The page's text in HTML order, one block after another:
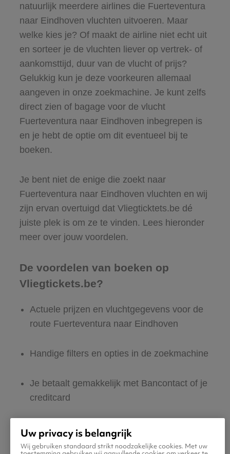
natuurlijk meerdere airlines die Fuerteventura
naar Eindhoven vluchten uitvoeren. Maar
welke kies je? Of maakt de airline niet echt uit
en sorteer je de vluchten liever op vertrek- of
aankomsttijd, duur van de vlucht of prijs?
Gelukkig kun je deze voorkeuren allemaal
aangeven in onze zoekmachine. Je kunt zelfs
direct zien of bagage voor de vlucht
Fuerteventura naar Eindhoven inbegrepen is
en je hebt de optie om dit eventueel bij te
boeken.
Je bent niet de enige die zoekt naar
Fuerteventura naar Eindhoven vluchten en wij
zijn ervan overtuigd dat Vliegticktets.be dé
juiste plek is om ze te vinden. Lees hieronder
meer over jouw voordelen.
De voordelen van boeken op
Vliegtickets.be?
Actuele prijzen en vluchtgegevens voor de
route Fuerteventura naar Eindhoven
Handige filters en opties in de zoekmachine
Je betaalt gemakkelijk met Bancontact of je
creditcard
Nederlandstalige site en klantenservice:
365 dagen per jaar bereikbaar
Uw privacy is belangrijk
Wij gebruiken standaard strikt noodzakelijke cookies. Met uw